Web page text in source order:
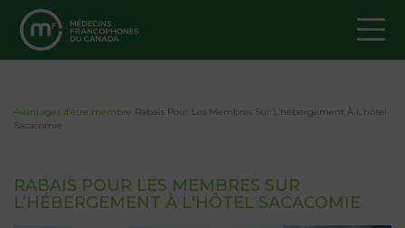
Avantages d’être membre Rabais Pour Les Membres Sur L’hébergement À L’hôtel
Sacacomie
RABAIS POUR LES MEMBRES SUR
L’HÉBERGEMENT À L'HÔTEL SACACOMIE